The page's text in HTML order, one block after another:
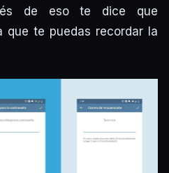
de eso te dice que
que te puedas recordar la